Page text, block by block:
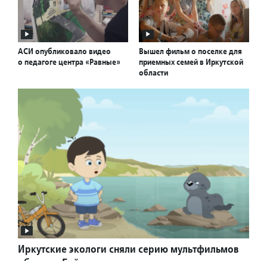
АСИ опубликовало видео
о педагоге центра «Равные»
Вышел фильм о поселке для
приемных семей в Иркутской
области
Иркутские экологи сняли серию мультфильмов